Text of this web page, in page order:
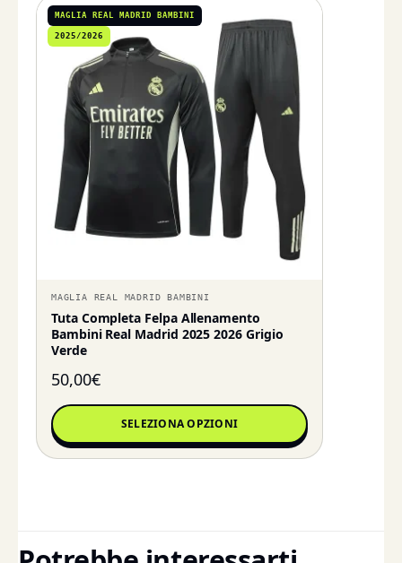
MAGLIA REAL MADRID BAMBINI
2025/2026
MAGLIA REAL MADRID BAMBINI
Tuta Completa Felpa Allenamento
Bambini Real Madrid 2025 2026 Grigio
Verde
50,00€
SELEZIONA OPZIONI